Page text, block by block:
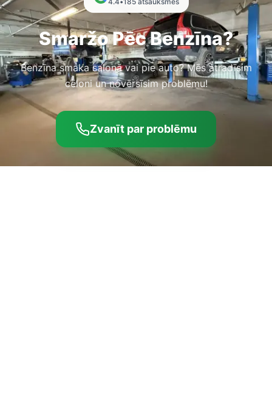
Smaržo Pēc Benzīna?
Benzīna smaka salonā vai pie auto? Mēs atradīsim
cēloni un novērsīsim problēmu!
Zvanīt par problēmu